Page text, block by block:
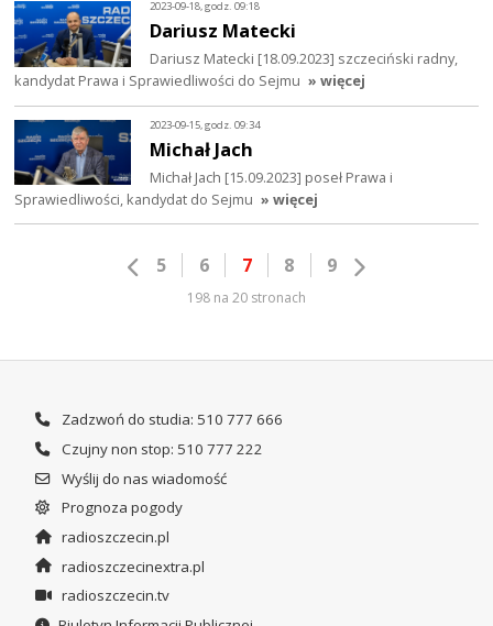
2023-09-18, godz. 09:18
Dariusz Matecki
Dariusz Matecki [18.09.2023] szczeciński radny,
kandydat Prawa i Sprawiedliwości do Sejmu » więcej
2023-09-15, godz. 09:34
Michał Jach
Michał Jach [15.09.2023] poseł Prawa i
Sprawiedliwości, kandydat do Sejmu » więcej
5 6 7 8 9
198 na 20 stronach
Zadzwoń do studia: 510 777 666
Czujny non stop: 510 777 222
Wyślij do nas wiadomość
Prognoza pogody
radioszczecin.pl
radioszczecinextra.pl
radioszczecin.tv